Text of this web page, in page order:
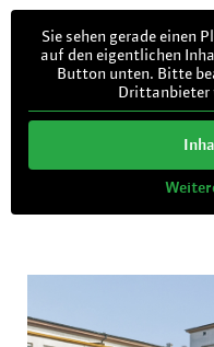
Sie sehen gerade einen
auf den eigentlichen
Button unten. Bitte
Drittanbieter